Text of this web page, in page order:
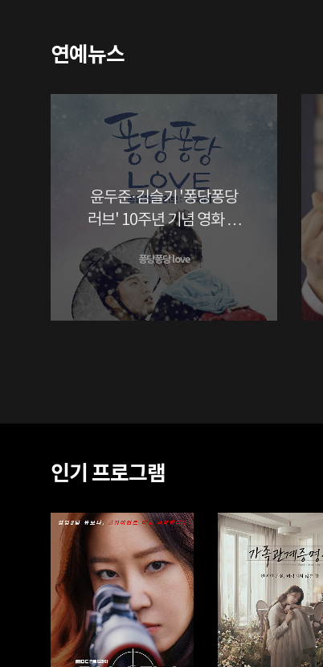
연예뉴스
윤두준·김슬기 '퐁당퐁당
러브' 10주년 기념 영화 상
영
퐁당퐁당 love
인기 프로그램